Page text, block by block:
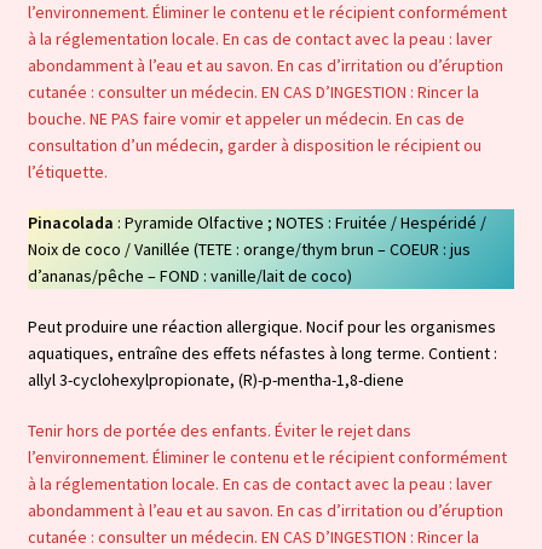
l’environnement. Éliminer le contenu et le récipient conformément
à la réglementation locale. En cas de contact avec la peau : laver
abondamment à l’eau et au savon. En cas d’irritation ou d’éruption
cutanée : consulter un médecin. EN CAS D’INGESTION : Rincer la
bouche. NE PAS faire vomir et appeler un médecin. En cas de
consultation d’un médecin, garder à disposition le récipient ou
l’étiquette.
Pinacolada : Pyramide Olfactive ; NOTES : Fruitée / Hespéridé /
Noix de coco / Vanillée (TETE : orange/thym brun – COEUR : jus
d’ananas/pêche – FOND : vanille/lait de coco)
Peut produire une réaction allergique. Nocif pour les organismes
aquatiques, entraîne des effets néfastes à long terme. Contient :
allyl 3-cyclohexylpropionate, (R)-p-mentha-1,8-diene
Tenir hors de portée des enfants. Éviter le rejet dans
l’environnement. Éliminer le contenu et le récipient conformément
à la réglementation locale. En cas de contact avec la peau : laver
abondamment à l’eau et au savon. En cas d’irritation ou d’éruption
cutanée : consulter un médecin. EN CAS D’INGESTION : Rincer la